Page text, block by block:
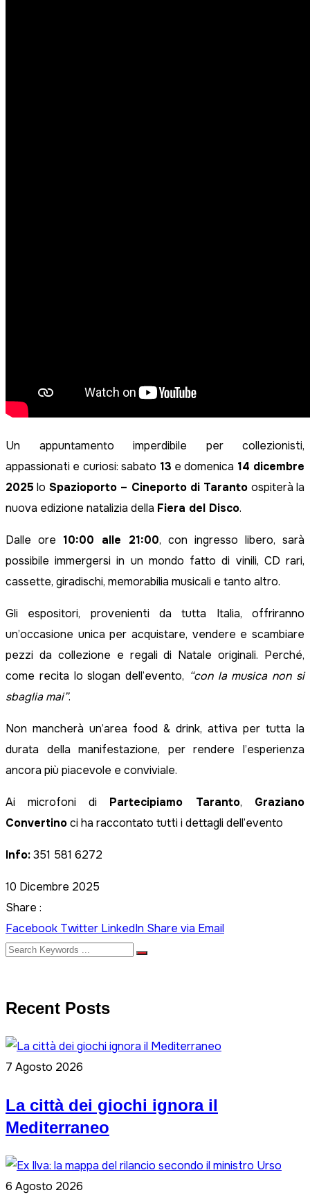
Un appuntamento imperdibile per collezionisti,
appassionati e curiosi: sabato 13 e domenica 14 dicembre
2025 lo Spazioporto – Cineporto di Taranto ospiterà la
nuova edizione natalizia della Fiera del Disco.
Dalle ore 10:00 alle 21:00, con ingresso libero, sarà
possibile immergersi in un mondo fatto di vinili, CD rari,
cassette, giradischi, memorabilia musicali e tanto altro.
Gli espositori, provenienti da tutta Italia, offriranno
un’occasione unica per acquistare, vendere e scambiare
pezzi da collezione e regali di Natale originali. Perché,
come recita lo slogan dell’evento, “con la musica non si
sbaglia mai”.
Non mancherà un’area food & drink, attiva per tutta la
durata della manifestazione, per rendere l’esperienza
ancora più piacevole e conviviale.
Ai microfoni di Partecipiamo Taranto, Graziano
Convertinoci ha raccontato tutti i dettagli dell’evento
Info:351 581 6272
10 Dicembre 2025
Share :
Facebook Twitter LinkedIn Share via Email
Recent Posts
7 Agosto 2026
La città dei giochi ignora il
Mediterraneo
6 Agosto 2026